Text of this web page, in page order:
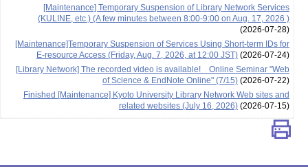
[Maintenance] Temporary Suspension of Library Network Services
(KULINE, etc.) (A few minutes between 8:00-9:00 on Aug. 17, 2026 )
(2026-07-28)
[Maintenance]Temporary Suspension of Services Using Short-term IDs for
E-resource Access (Friday, Aug. 7, 2026, at 12:00 JST)(2026-07-24)
[Library Network] The recorded video is available! Online Seminar "Web
of Science & EndNote Online" (7/15)(2026-07-22)
Finished [Maintenance] Kyoto University Library Network Web sites and
related websites (July 16, 2026)(2026-07-15)